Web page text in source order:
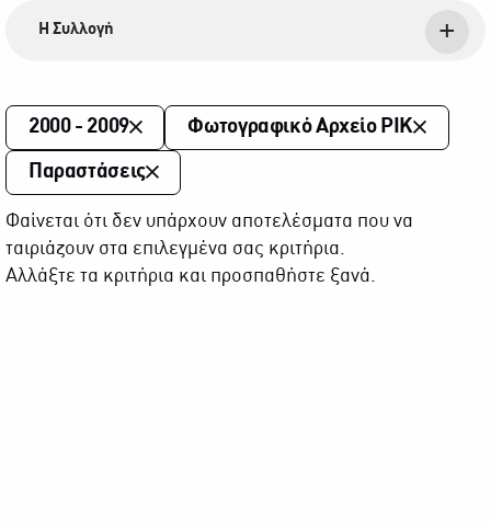
Η Συλλογή
2000 - 2009 Φωτογραφικό Αρχείο ΡΙΚ
Παραστάσεις
Φαίνεται ότι δεν υπάρχουν αποτελέσματα που να
ταιριάζουν στα επιλεγμένα σας κριτήρια.
Αλλάξτε τα κριτήρια και προσπαθήστε ξανά.